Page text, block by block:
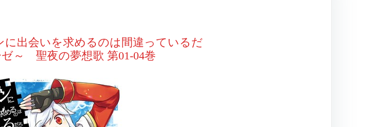
出会いを求めるのは間違っているだ
～ 聖夜の夢想歌 第01-04巻